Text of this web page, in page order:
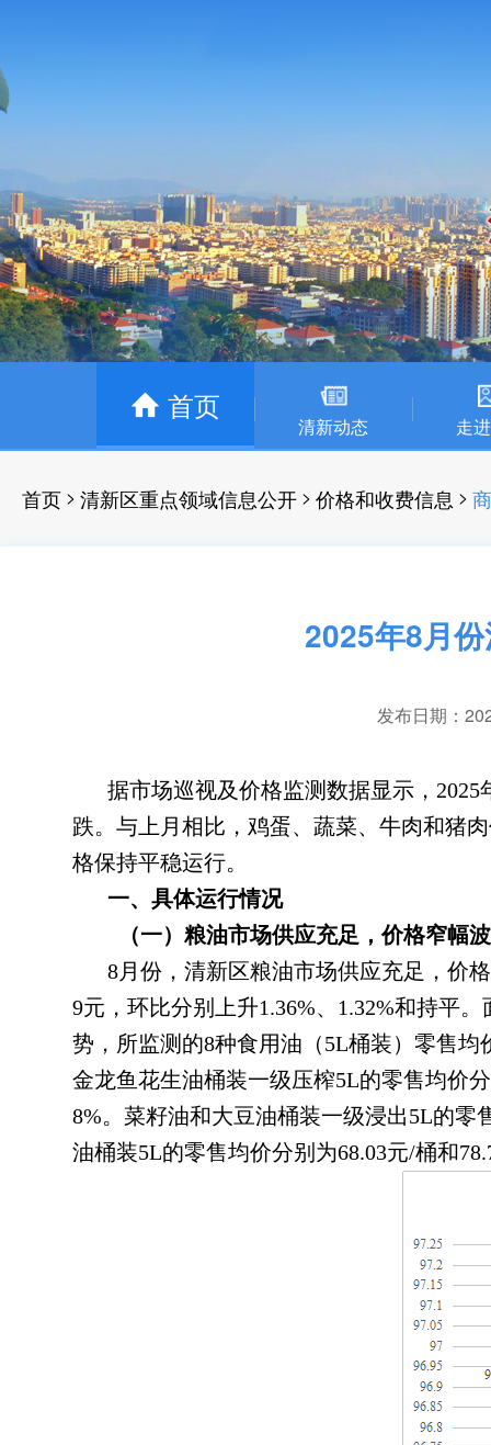
首页
清新动态 走
首页 > 清新区重点领域信息公开 > 价格和收费信息 >
2025年8月
发布日期：
据市场巡视及价格监测数据显示 ， 2025
跌。 与上月相比，鸡蛋、蔬菜、牛肉和猪
格保持平稳运行。
一、具体运行情况
（一）粮油市场供应充足 ，价格窄幅
8月份 ， 清新区粮油市场供应充足，价
9元 ， 环比分别上升1.36%、1.32%和持平
势 ， 所监测的8种食用油（5L桶装）零售均
金龙鱼花生油桶装一级压榨5L的零售均价
8%。 菜籽油和大豆油桶装一级浸出5L的零
油桶装5L的零售均价分别为68.03元/桶和